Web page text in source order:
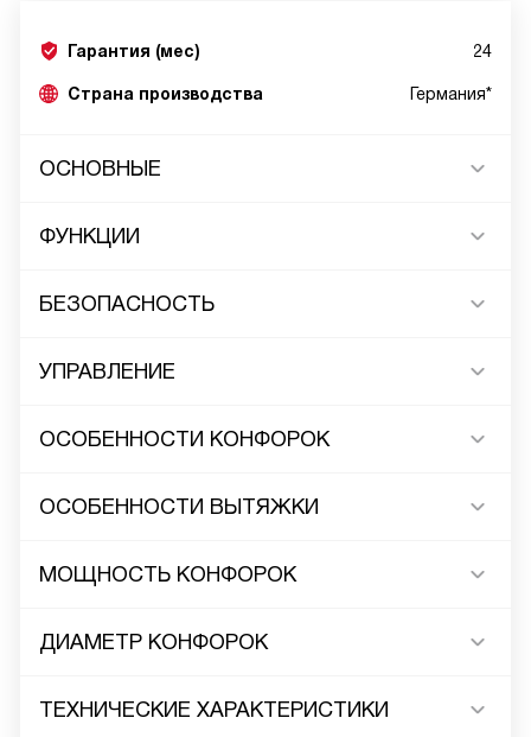
Гарантия (мес) 24
Страна производства Германия*
ОСНОВНЫЕ
ФУНКЦИИ
БЕЗОПАСНОСТЬ
УПРАВЛЕНИЕ
ОСОБЕННОСТИ КОНФОРОК
ОСОБЕННОСТИ ВЫТЯЖКИ
МОЩНОСТЬ КОНФОРОК
ДИАМЕТР КОНФОРОК
ТЕХНИЧЕСКИЕ ХАРАКТЕРИСТИКИ